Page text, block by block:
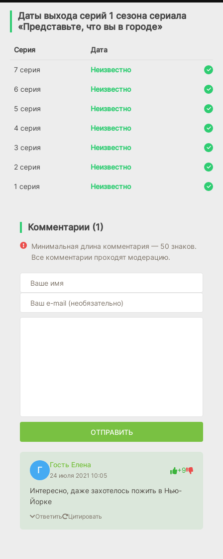
(2015)
7.1
(2020)
Даты выхода серий 1 сезона сериала
«Представьте, что вы в городе»
Серия Дата
7 серия Неизвестно
6 серия Неизвестно
5 серия Неизвестно
4 серия Неизвестно
3 серия Неизвестно
2 серия Неизвестно
1 серия Неизвестно
Комментарии (1)
Минимальная длина комментария — 50 знаков.
Все комментарии проходят модерацию.
ОТПРАВИТЬ
Г
Гость Елена
24 июля 2021 10:05
+9
Интересно, даже захотелось пожить в Нью-
Йорке
Ответить Цитировать